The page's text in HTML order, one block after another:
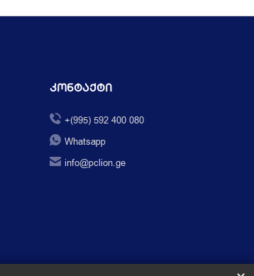
Კონტაქტი
+(995) 592 400 080
Whatsapp
info@pclion.ge